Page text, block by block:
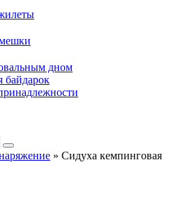
дном
байдарок
» Сидуха кемпинговая